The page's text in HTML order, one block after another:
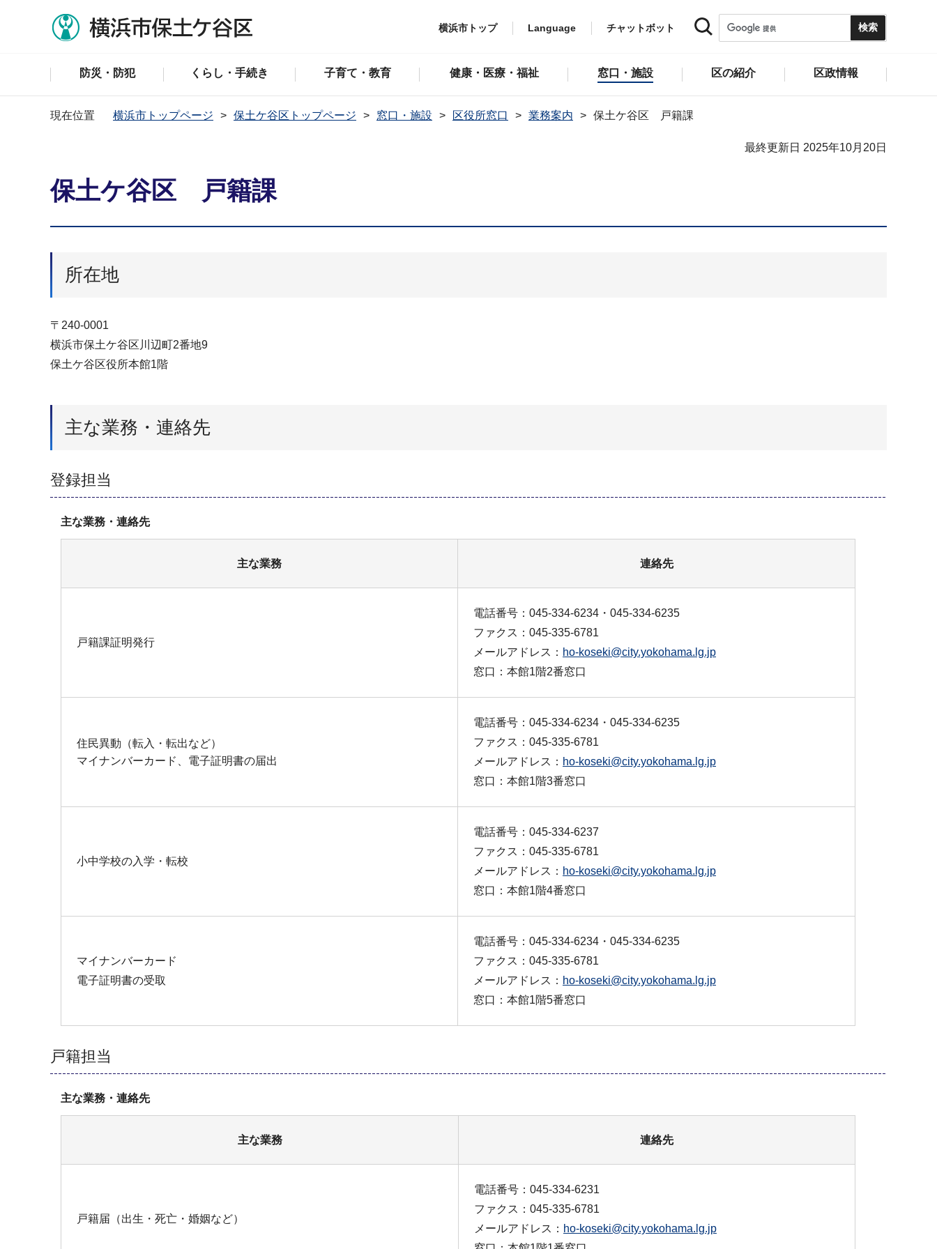
横浜市トップ Language チャットボット
防災・防犯 くらし・手続き 子育て・教育 健康・医療・福祉 窓口・施設 区の紹介 区政情報
現在位置 横浜市トップページ 保土ケ谷区トップページ 窓口・施設 区役所窓口 業務案内 保土ケ谷区 戸籍課
最終更新日 2025年10月20日
保土ケ谷区 戸籍課
所在地
〒240-0001
横浜市保土ケ谷区川辺町2番地9
保土ケ谷区役所本館1階
主な業務・連絡先
登録担当
主な業務・連絡先
主な業務 連絡先
戸籍課証明発行
電話番号：045-334-6234・045-334-6235
ファクス：045-335-6781
メールアドレス： ho-koseki@city.yokohama.lg.jp
窓口：本館1階2番窓口
住民異動（転入・転出など）
マイナンバーカード、電子証明書の届出
電話番号：045-334-6234・045-334-6235
ファクス：045-335-6781
メールアドレス： ho-koseki@city.yokohama.lg.jp
窓口：本館1階3番窓口
小中学校の入学・転校
電話番号：045-334-6237
ファクス：045-335-6781
メールアドレス： ho-koseki@city.yokohama.lg.jp
窓口：本館1階4番窓口
マイナンバーカード
電子証明書の受取
電話番号：045-334-6234・045-334-6235
ファクス：045-335-6781
メールアドレス： ho-koseki@city.yokohama.lg.jp
窓口：本館1階5番窓口
戸籍担当
主な業務・連絡先
主な業務 連絡先
戸籍届（出生・死亡・婚姻など）
電話番号：045-334-6231
ファクス：045-335-6781
メールアドレス： ho-koseki@city.yokohama.lg.jp